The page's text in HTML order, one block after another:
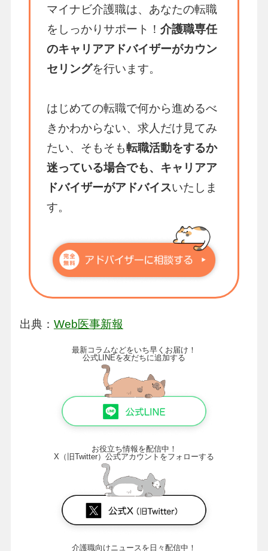
マイナビ介護職は、あなたの転職
をしっかりサポート！ 介護職専任
のキャリアアドバイザーがカウン
セリングを行います。
はじめての転職で何から進めるべ
きかわからない、求人だけ見てみ
たい、そもそも転職活動をするか
迷っている場合でも、キャリアア
ドバイザーがアドバイスいたしま
す。
出典： Web医事新報
最新コラムなどをいち早くお届け！
公式LINEを友だちに追加する
お役立ち情報を配信中！
X（旧Twitter）公式アカウントをフォローする
介護職向けニュースを日々配信中！